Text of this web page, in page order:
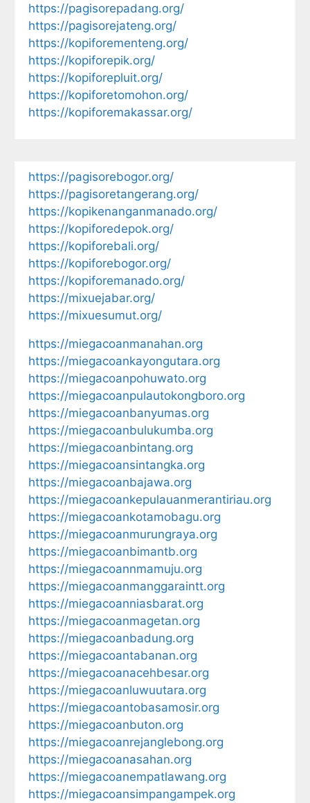
https://pagisorepadang.org/
https://pagisorejateng.org/
https://kopiforementeng.org/
https://kopiforepik.org/
https://kopiforepluit.org/
https://kopiforetomohon.org/
https://kopiforemakassar.org/
https://pagisorebogor.org/
https://pagisoretangerang.org/
https://kopikenanganmanado.org/
https://kopiforedepok.org/
https://kopiforebali.org/
https://kopiforebogor.org/
https://kopiforemanado.org/
https://mixuejabar.org/
https://mixuesumut.org/
https://miegacoanmanahan.org
https://miegacoankayongutara.org
https://miegacoanpohuwato.org
https://miegacoanpulautokongboro.org
https://miegacoanbanyumas.org
https://miegacoanbulukumba.org
https://miegacoanbintang.org
https://miegacoansintangka.org
https://miegacoanbajawa.org
https://miegacoankepulauanmerantiriau.org
https://miegacoankotamobagu.org
https://miegacoanmurungraya.org
https://miegacoanbimantb.org
https://miegacoannmamuju.org
https://miegacoanmanggaraintt.org
https://miegacoanniasbarat.org
https://miegacoanmagetan.org
https://miegacoanbadung.org
https://miegacoantabanan.org
https://miegacoanacehbesar.org
https://miegacoanluwuutara.org
https://miegacoantobasamosir.org
https://miegacoanbuton.org
https://miegacoanrejanglebong.org
https://miegacoanasahan.org
https://miegacoanempatlawang.org
https://miegacoansimpangampek.org